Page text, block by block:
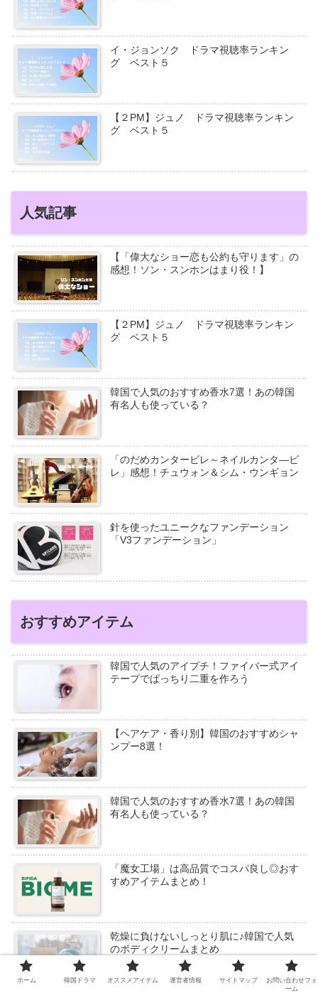
イ・ジョンソク ドラマ視聴率ランキン
グ ベスト５
【２PM】ジュノ ドラマ視聴率ランキン
グ ベスト５
人気記事
【「偉大なショー恋も公約も守ります」の
感想！ソン・スンホンはまり役！】
【２PM】ジュノ ドラマ視聴率ランキン
グ ベスト５
韓国で人気のおすすめ香水7選！あの韓国
有名人も使っている？
「のだめカンタービレ～ネイルカンタ―ビ
レ」感想！チュウォン＆シム・ウンギョン
針を使ったユニークなファンデーション
「V3ファンデーション」
おすすめアイテム
韓国で人気のアイプチ！ファイバー式アイ
テープでぱっちり二重を作ろう
【ヘアケア・香り別】韓国のおすすめシャ
ンプー8選！
韓国で人気のおすすめ香水7選！あの韓国
有名人も使っている？
「魔女工場」は高品質でコスパ良し◎おす
すめアイテムまとめ！
乾燥に負けないしっとり肌に♪韓国で人気
のボディクリームまとめ
ホーム 韓国ドラマ オススメアイテム 運営者情報 サイトマップ
お問い合わせフォ
ーム